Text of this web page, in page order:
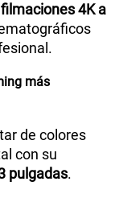
4K a
más
de colores
con su
pulgadas.